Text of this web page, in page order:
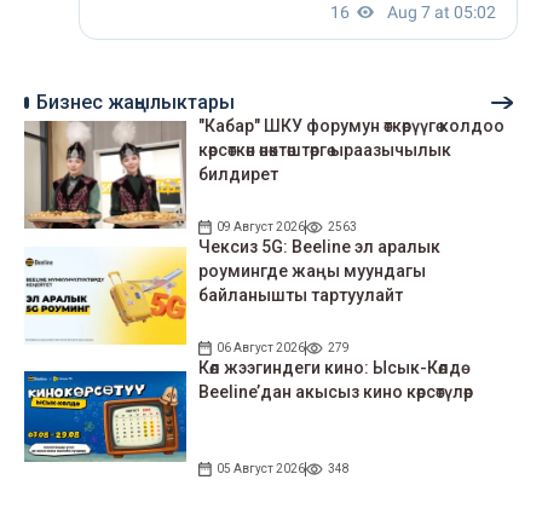
Бизнес жаңылыктары
"Кабар" ШКУ форумун өткөрүүгө колдоо
көрсөткөн өнөктөштөргө ыраазычылык
билдирет
09 Август 2026 2563
Чексиз 5G: Beeline эл аралык
роумингде жаңы муундагы
байланышты тартуулайт
06 Август 2026 279
Көл жээгиндеги кино: Ысык-Көлдө
Beeline’дан акысыз кино көрсөтүлөр
05 Август 2026 348